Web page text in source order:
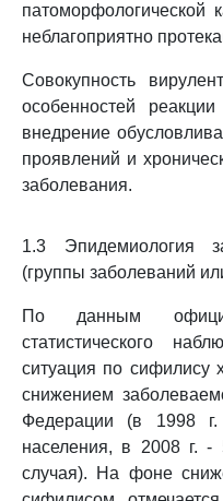
патоморфологической
неблагоприятно
Совокупность
особенностей
внедрение
проявлений и
заболевания.
1.3 Эпидемиология
(группы заболеваний
По данным
статистического
ситуация по сифилису
снижением
Федерации (в 1998
населения, в 2008 г.
случая). На фоне